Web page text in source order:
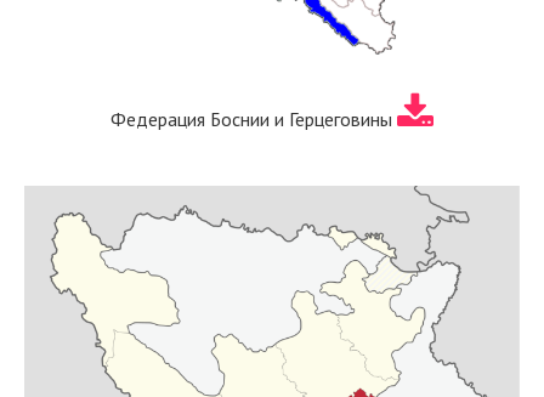
Федерация Боснии и Герцеговины